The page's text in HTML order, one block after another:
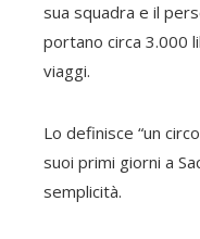
sua squadra e il
portano circa 3.000
viaggi.
Lo definisce “un
suoi primi giorni a
semplicità.